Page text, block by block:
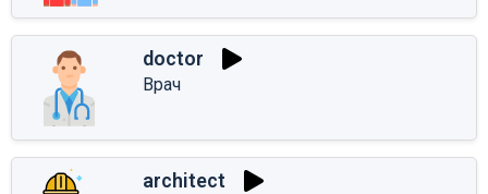
doctor
Врач
architect